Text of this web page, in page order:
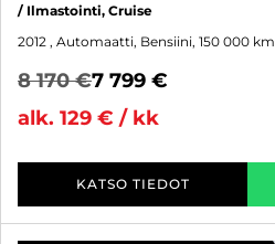
/ Ilmastointi, Cruise
2012 , Automaatti, Bensiini, 150 000 km
8 170 €7 799 €
alk. 129 € / kk
KATSO TIEDOT